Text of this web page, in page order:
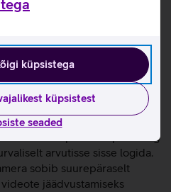
küpsistega
küpsistest
seaded
jõudluse olles seejuures
OLED ekraan on suurepärase
värvid ja ProMotion
kauniks ja ekraani kiiresti
teha suurepäraseid pilte ning
arvutisse sisse logida.
sobib suurepäraselt
jäädvustamiseks